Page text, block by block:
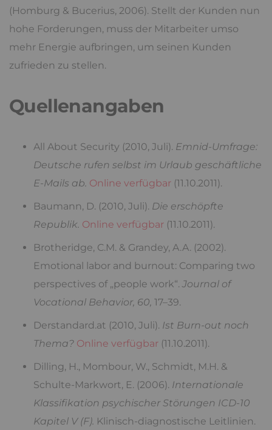
(Homburg & Bucerius, 2006). Stellt der Kunden nun
hohe Forderungen, muss der Mitarbeiter umso
mehr Energie aufbringen, um seinen Kunden
zufrieden zu stellen.
Quellenangaben
All About Security (2010, Juli). Emnid-Umfrage:
Deutsche rufen selbst im Urlaub geschäftliche
E-Mails ab. Online verfügbar (11.10.2011).
Baumann, D. (2010, Juli). Die erschöpfte
Republik. Online verfügbar (11.10.2011).
Brotheridge, C.M. & Grandey, A.A. (2002).
Emotional labor and burnout: Comparing two
perspectives of „people work“. Journal of
Vocational Behavior, 60, 17–39.
Derstandard.at (2010, Juli). Ist Burn-out noch
Thema? Online verfügbar (11.10.2011).
Dilling, H., Mombour, W., Schmidt, M.H. &
Schulte-Markwort, E. (2006). Internationale
Klassifikation psychischer Störungen ICD-10
Kapitel V (F). Klinisch-diagnostische Leitlinien.